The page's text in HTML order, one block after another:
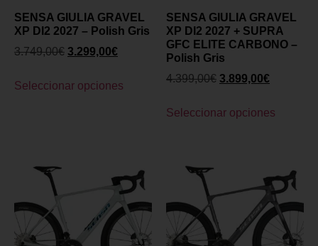
SENSA GIULIA GRAVEL
XP DI2 2027 – Polish Gris
3.749,00€ 3.299,00€
Seleccionar opciones
SENSA GIULIA GRAVEL
XP DI2 2027 + SUPRA
GFC ELITE CARBONO –
Polish Gris
4.399,00€ 3.899,00€
Seleccionar opciones